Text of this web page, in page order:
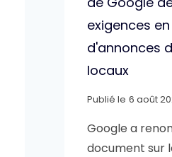
exigences
d'annonces
locaux
Publié le 6 août
Google a
document sur